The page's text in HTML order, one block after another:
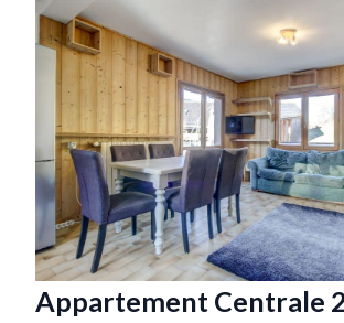
Appartement Centrale